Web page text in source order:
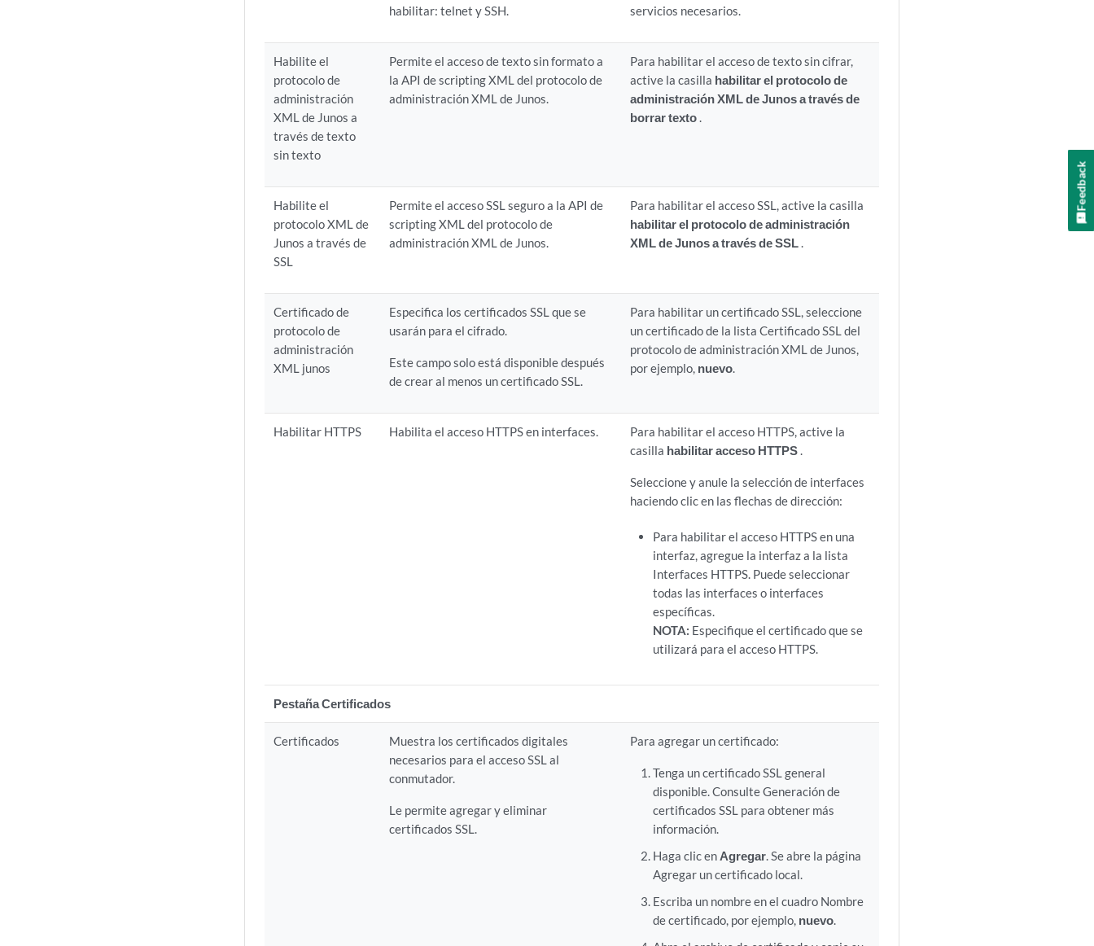
habilitar: telnet y SSH.
servicios necesarios.
Habilite el
protocolo de
administración
XML de Junos a
través de texto
sin texto
Permite el acceso de texto sin formato a
la API de scripting XML del protocolo de
administración XML de Junos.
Para habilitar el acceso de texto sin cifrar,
active la casilla habilitar el protocolo de
administración XML de Junos a través de
borrar texto.
Habilite el
protocolo XML de
Junos a través de
SSL
Permite el acceso SSL seguro a la API de
scripting XML del protocolo de
administración XML de Junos.
Para habilitar el acceso SSL, active la casilla
habilitar el protocolo de administración
XML de Junos a través de SSL.
Certificado de
protocolo de
administración
XML junos
Especifica los certificados SSL que se
usarán para el cifrado.
Este campo solo está disponible después
de crear al menos un certificado SSL.
Para habilitar un certificado SSL, seleccione
un certificado de la lista Certificado SSL del
protocolo de administración XML de Junos,
por ejemplo, nuevo.
Habilitar HTTPS Habilita el acceso HTTPS en interfaces.
Para habilitar el acceso HTTPS, active la
casilla habilitar acceso HTTPS.
Seleccione y anule la selección de interfaces
haciendo clic en las flechas de dirección:
Para habilitar el acceso HTTPS en una
interfaz, agregue la interfaz a la lista
Interfaces HTTPS. Puede seleccionar
todas las interfaces o interfaces
específicas.
NOTA: Especifique el certificado que se
utilizará para el acceso HTTPS.
Pestaña Certificados
Certificados
Muestra los certificados digitales
necesarios para el acceso SSL al
conmutador.
Le permite agregar y eliminar
certificados SSL.
Para agregar un certificado:
Tenga un certificado SSL general
disponible. Consulte Generación de
certificados SSL para obtener más
información.
Haga clic en Agregar. Se abre la página
Agregar un certificado local.
Escriba un nombre en el cuadro Nombre
de certificado, por ejemplo, nuevo.
Feedback